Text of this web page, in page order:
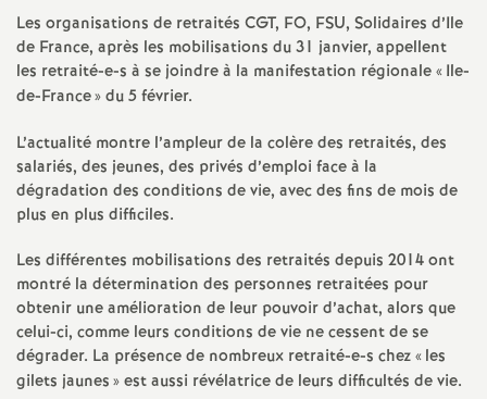
l
e
E
n
s
Les organisations de retraités CGT, FO, FSU, Solidaires d’Ile
de France, après les mobilisations du 31 janvier, appellent
les retraité-e-s à se joindre à la manifestation régionale «Ile-
de-France» du 5 février.
L’actualité montre l’ampleur de la colère des retraités, des
salariés, des jeunes, des privés d’emploi face à la
dégradation des conditions de vie, avec des fins de mois de
plus en plus difficiles.
Les différentes mobilisations des retraités depuis 2014 ont
montré la détermination des personnes retraitées pour
obtenir une amélioration de leur pouvoir d’achat, alors que
celui-ci, comme leurs conditions de vie ne cessent de se
dégrader. La présence de nombreux retraité-e-s chez «les
gilets jaunes» est aussi révélatrice de leurs difficultés de vie.